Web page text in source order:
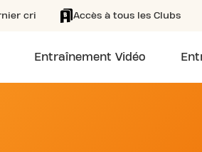
cri Accès à tous les Clubs
Entraînement Vidéo